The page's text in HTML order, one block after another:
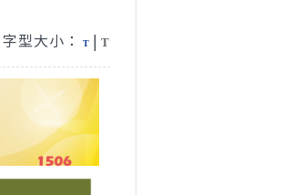
字型大小： T | T